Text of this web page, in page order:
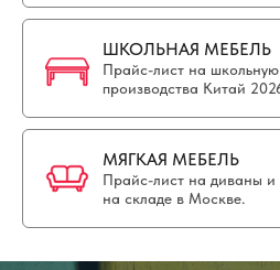
ШКОЛЬНАЯ МЕБЕЛЬ
Прайс-лист на
производства Китай
МЯГКАЯ МЕБЕЛЬ
Прайс-лист на диваны и
на складе в Москве.